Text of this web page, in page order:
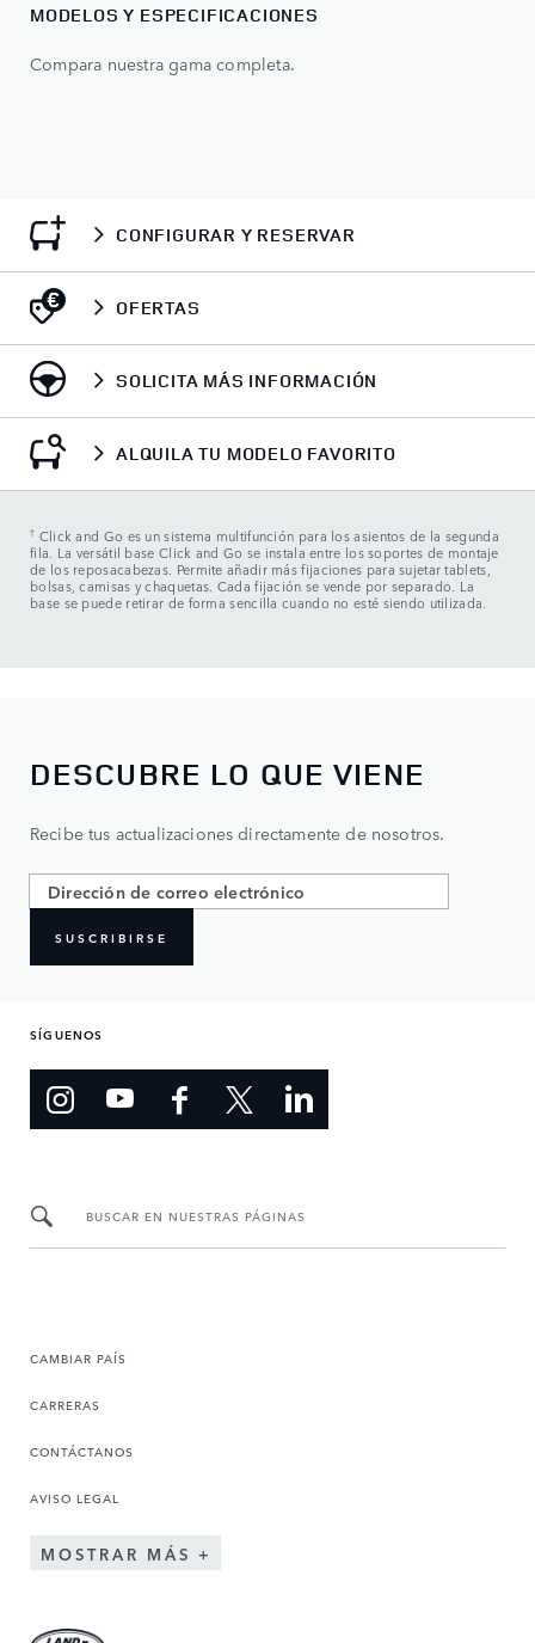
MODELOS Y ESPECIFICACIONES
Compara nuestra gama completa.
CONFIGURAR Y RESERVAR
OFERTAS
SOLICITA MÁS INFORMACIÓN
ALQUILA TU MODELO FAVORITO
† Click and Go es un sistema multifunción para los asientos de la segunda
fila. La versátil base Click and Go se instala entre los soportes de montaje
de los reposacabezas. Permite añadir más fijaciones para sujetar tablets,
bolsas, camisas y chaquetas. Cada fijación se vende por separado. La
base se puede retirar de forma sencilla cuando no esté siendo utilizada.
DESCUBRE LO QUE VIENE
Recibe tus actualizaciones directamente de nosotros.
SUSCRIBIRSE
SÍGUENOS
BUSCAR EN NUESTRAS PÁGINAS
CAMBIAR PAÍS
CARRERAS
CONTÁCTANOS
AVISO LEGAL
MOSTRAR MÁS